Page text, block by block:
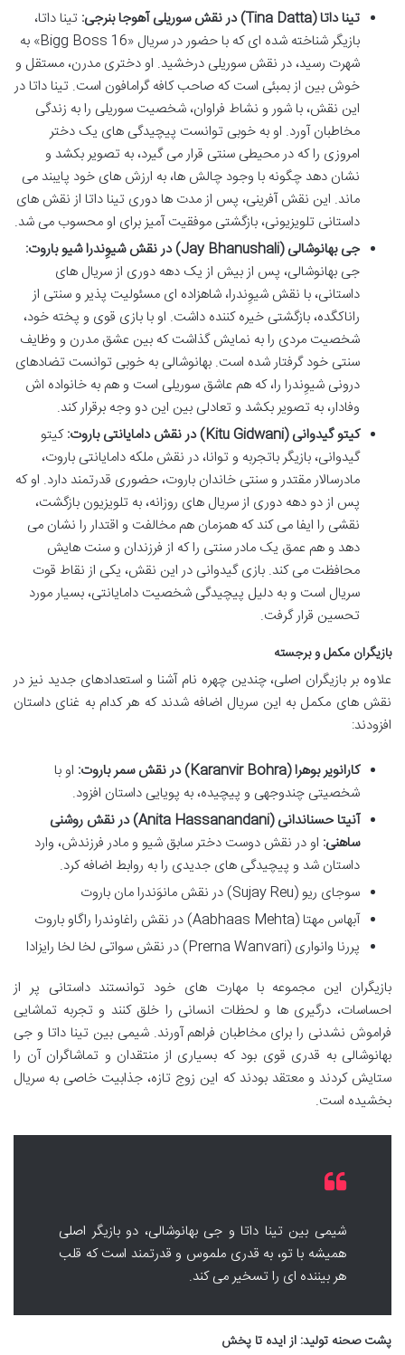
تینا داتا (Tina Datta) در نقش سوریلی آهوجا بنرجی:
تینا داتا،
بازیگر شناخته شده ای که با حضور در سریال «Bigg Boss 16» به
شهرت رسید، در نقش سوریلی درخشید. او دختری مدرن، مستقل و
خوش بین از بمبئی است که صاحب کافه گرامافون است. تینا داتا در
این نقش، با شور و نشاط فراوان، شخصیت سوریلی را به زندگی
مخاطبان آورد. او به خوبی توانست پیچیدگی های یک دختر
امروزی را که در محیطی سنتی قرار می گیرد، به تصویر بکشد و
نشان دهد چگونه با وجود چالش ها، به ارزش های خود پایبند می
ماند. این نقش آفرینی، پس از مدت ها دوری تینا داتا از نقش های
داستانی تلویزیونی، بازگشتی موفقیت آمیز برای او محسوب می شد.
جی بهانوشالی (Jay Bhanushali) در نقش شیوِندرا شیو باروت:
جی بهانوشالی، پس از بیش از یک دهه دوری از سریال های
داستانی، با نقش شیوِندرا، شاهزاده ای مسئولیت پذیر و سنتی از
راناکگده، بازگشتی خیره کننده داشت. او با بازی قوی و پخته خود،
شخصیت مردی را به نمایش گذاشت که بین عشق مدرن و وظایف
سنتی خود گرفتار شده است. بهانوشالی به خوبی توانست تضادهای
درونی شیوِندرا را، که هم عاشق سوریلی است و هم به خانواده اش
وفادار، به تصویر بکشد و تعادلی بین این دو وجه برقرار کند.
کیتو گیدوانی (Kitu Gidwani) در نقش دامایانتی باروت:
کیتو
گیدوانی، بازیگر باتجربه و توانا، در نقش ملکه دامایانتی باروت،
مادرسالار مقتدر و سنتی خاندان باروت، حضوری قدرتمند دارد. او که
پس از دو دهه دوری از سریال های روزانه، به تلویزیون بازگشت،
نقشی را ایفا می کند که همزمان هم مخالفت و اقتدار را نشان می
دهد و هم عمق یک مادر سنتی را که از فرزندان و سنت هایش
محافظت می کند. بازی گیدوانی در این نقش، یکی از نقاط قوت
سریال است و به دلیل پیچیدگی شخصیت دامایانتی، بسیار مورد
تحسین قرار گرفت.
بازیگران مکمل و برجسته
علاوه بر بازیگران اصلی، چندین چهره نام آشنا و استعدادهای جدید نیز در
نقش های مکمل به این سریال اضافه شدند که هر کدام به غنای داستان
افزودند:
کارانویر بوهرا (Karanvir Bohra) در نقش سمر باروت:
او با
شخصیتی چندوجهی و پیچیده، به پویایی داستان افزود.
آنیتا حسناندانی (Anita Hassanandani) در نقش روشنی
ساهنی: او در نقش دوست دختر سابق شیو و مادر فرزندش، وارد
داستان شد و پیچیدگی های جدیدی را به روابط اضافه کرد.
سوجای ریو (Sujay Reu) در نقش مانوَندرا مان باروت
آبهاس مهتا (Aabhaas Mehta) در نقش راغاوندرا راگاو باروت
پررنا وانواری (Prerna Wanvari) در نقش سواتی لخا لخا رایزادا
بازیگران این مجموعه با مهارت های خود توانستند داستانی پر از
احساسات، درگیری ها و لحظات انسانی را خلق کنند و تجربه تماشایی
فراموش نشدنی را برای مخاطبان فراهم آورند. شیمی بین تینا داتا و جی
بهانوشالی به قدری قوی بود که بسیاری از منتقدان و تماشاگران آن را
ستایش کردند و معتقد بودند که این زوج تازه، جذابیت خاصی به سریال
بخشیده است.
شیمی بین تینا داتا و جی بهانوشالی، دو بازیگر اصلی
همیشه با تو، به قدری ملموس و قدرتمند است که قلب
هر بیننده ای را تسخیر می کند.
پشت صحنه تولید: از ایده تا پخش